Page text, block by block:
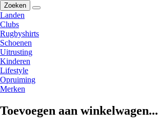
Zoeken
Landen
Clubs
Rugbyshirts
Schoenen
Uitrusting
Kinderen
Lifestyle
Opruiming
Merken
Toevoegen aan winkelwagen...